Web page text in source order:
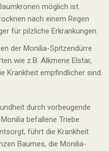
möglich ist.
nach einem Regen
für pilzliche Erkrankungen.
der Monilia-Spitzendürre
wie z.B. Alkmene Elstar,
Krankheit empfindlicher sind.
durch vorbeugende
befallene Triebe
führt die Krankheit
Baumes, die Monilia-